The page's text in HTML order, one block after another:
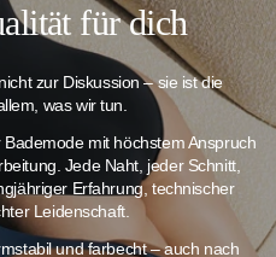
für dich
zur Diskussion – sie ist die
was wir tun.
mit höchstem Anspruch
Jede Naht, jeder Schnitt,
Erfahrung, technischer
Leidenschaft.
und farbecht – auch nach